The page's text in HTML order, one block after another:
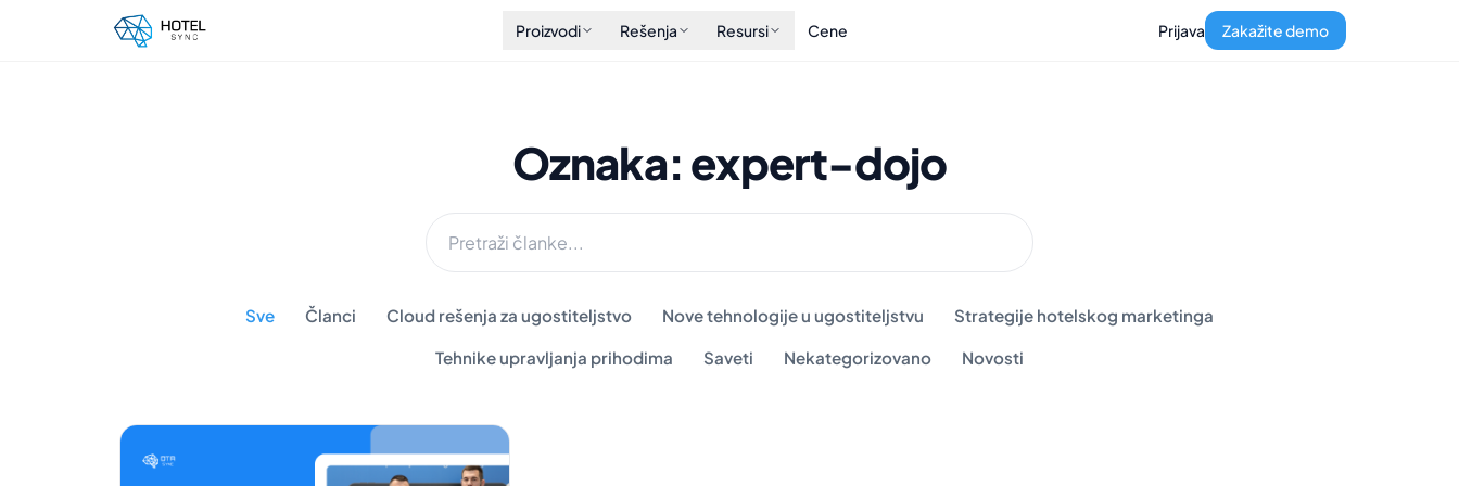
Proizvodi Rešenja Resursi Cene Prijava Zakažite demo
Oznaka: expert-dojo
Sve Članci Cloud rešenja za ugostiteljstvo Nove tehnologije u ugostiteljstvu Strategije hotelskog marketinga
Tehnike upravljanja prihodima Saveti Nekategorizovano Novosti